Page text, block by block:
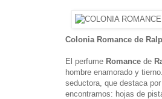
Colonia Romance de
El perfume Romance de
hombre enamorado y
seductora, que destaca
encontramos: hojas de